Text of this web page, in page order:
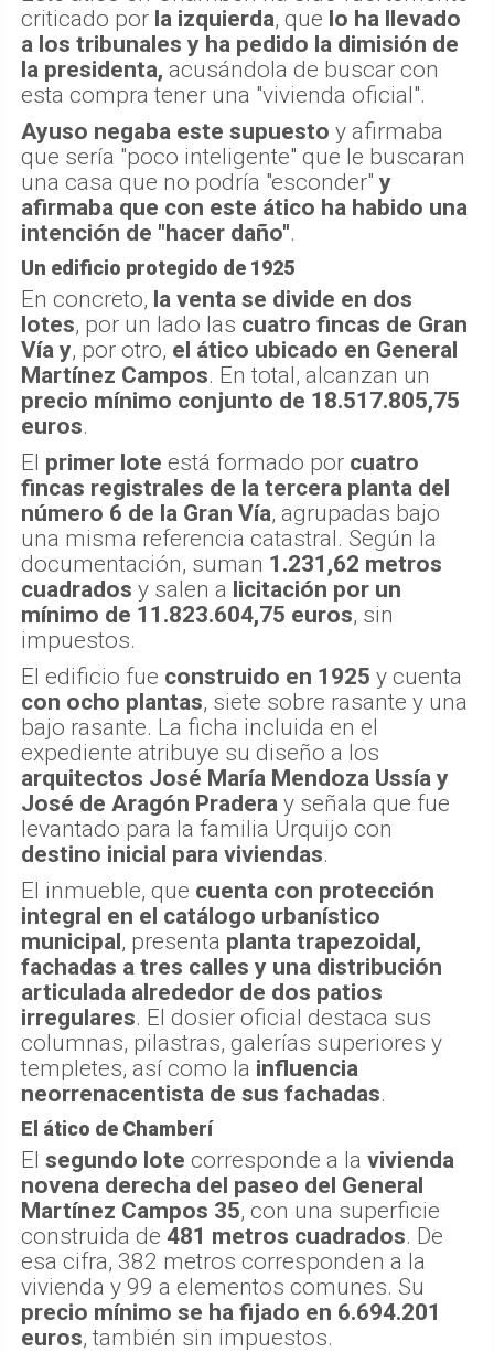
criticado por la izquierda, que lo ha llevado
a los tribunales y ha pedido la dimisión de
la presidenta, acusándola de buscar con
esta compra tener una "vivienda oficial".
Ayuso negaba este supuesto y afirmaba
que sería "poco inteligente" que le buscaran
una casa que no podría "esconder" y
afirmaba que con este ático ha habido una
intención de "hacer daño".
Un edificio protegido de 1925
En concreto, la venta se divide en dos
lotes, por un lado las cuatro fincas de Gran
Vía y, por otro, el ático ubicado en General
Martínez Campos. En total, alcanzan un
precio mínimo conjunto de 18.517.805,75
euros.
El primer lote está formado por cuatro
fincas registrales de la tercera planta del
número 6 de la Gran Vía, agrupadas bajo
una misma referencia catastral. Según la
documentación, suman 1.231,62 metros
cuadrados y salen a licitación por un
mínimo de 11.823.604,75 euros, sin
impuestos.
El edificio fue construido en 1925 y cuenta
con ocho plantas, siete sobre rasante y una
bajo rasante. La ficha incluida en el
expediente atribuye su diseño a los
arquitectos José María Mendoza Ussía y
José de Aragón Pradera y señala que fue
levantado para la familia Urquijo con
destino inicial para viviendas.
El inmueble, que cuenta con protección
integral en el catálogo urbanístico
municipal, presenta planta trapezoidal,
fachadas a tres calles y una distribución
articulada alrededor de dos patios
irregulares. El dosier oficial destaca sus
columnas, pilastras, galerías superiores y
templetes, así como la influencia
neorrenacentista de sus fachadas.
El ático de Chamberí
El segundo lote corresponde a la vivienda
novena derecha del paseo del General
Martínez Campos 35, con una superficie
construida de 481 metros cuadrados. De
esa cifra, 382 metros corresponden a la
vivienda y 99 a elementos comunes. Su
precio mínimo se ha fijado en 6.694.201
euros, también sin impuestos.